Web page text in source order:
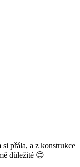
si přála, a z konstrukce
důležité 😊